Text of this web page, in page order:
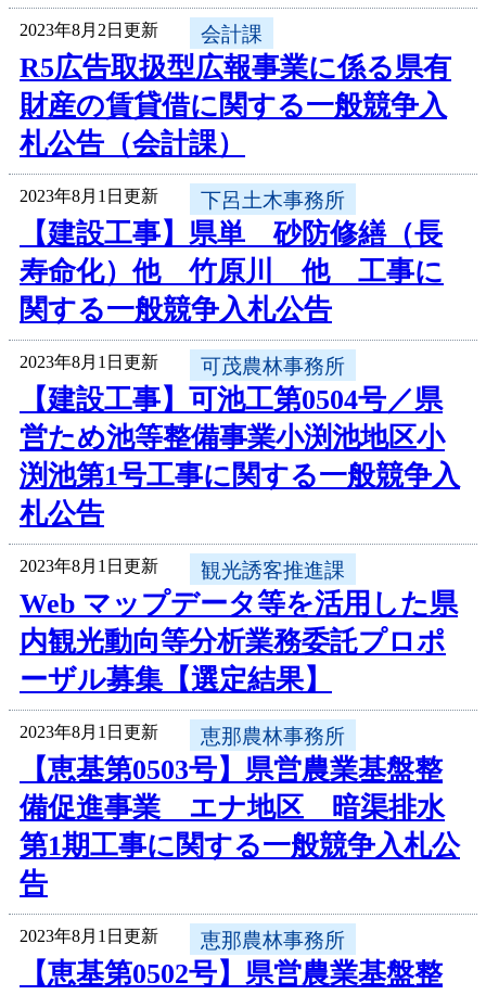
2023年8月2日更新 会計課
R5広告取扱型広報事業に係る県有
財産の賃貸借に関する一般競争入
札公告（会計課）
2023年8月1日更新 下呂土木事務所
【建設工事】県単 砂防修繕（長
寿命化）他 竹原川 他 工事に
関する一般競争入札公告
2023年8月1日更新 可茂農林事務所
【建設工事】可池工第0504号／県
営ため池等整備事業小渕池地区小
渕池第1号工事に関する一般競争入
札公告
2023年8月1日更新 観光誘客推進課
Web マップデータ等を活用した県
内観光動向等分析業務委託プロポ
ーザル募集【選定結果】
2023年8月1日更新 恵那農林事務所
【恵基第0503号】県営農業基盤整
備促進事業 エナ地区 暗渠排水
第1期工事に関する一般競争入札公
告
2023年8月1日更新 恵那農林事務所
【恵基第0502号】県営農業基盤整